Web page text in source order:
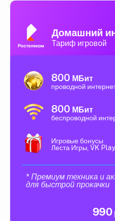
Домашний
Тариф игровой
800 МБит
проводной
800 МБит
беспроводной
Игровые бонусы
Леста Игры, VK
* Премиум техника и
для быстрой прокачки
990